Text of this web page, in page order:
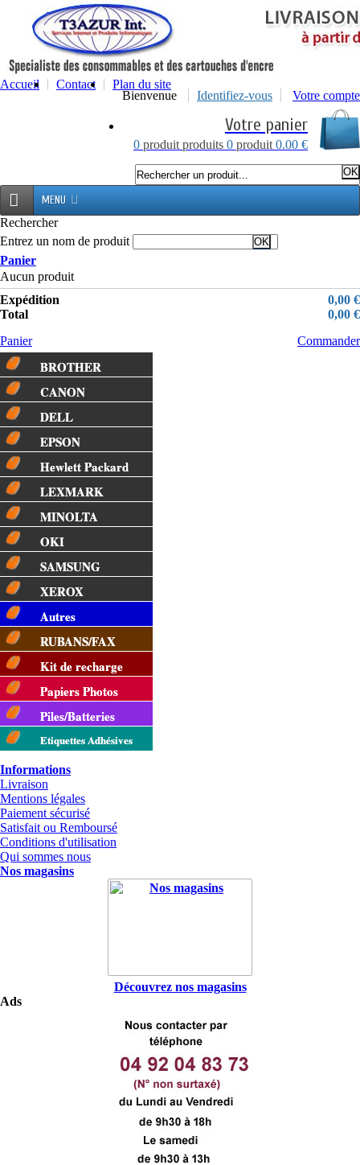
Accueil Contact
Plan du site
Bienvenue
Identifiez-vous Votre compte
Votre panier
0 produit produits 0 produit 0.00 €
MENU
Rechercher
Entrez un nom de produit
Panier
Aucun produit
Expédition
0,00 €
Total
0,00 €
Panier
Commander
BROTHER
CANON
DELL
EPSON
Hewlett Packard
LEXMARK
MINOLTA
OKI
SAMSUNG
XEROX
Autres
RUBANS/FAX
Kit de recharge
Papiers Photos
Piles/Batteries
Etiquettes Adhésives
Informations
Livraison
Mentions légales
Paiement sécurisé
Satisfait ou Remboursé
Conditions d'utilisation
Qui sommes nous
Nos magasins
Découvrez nos magasins
Ads